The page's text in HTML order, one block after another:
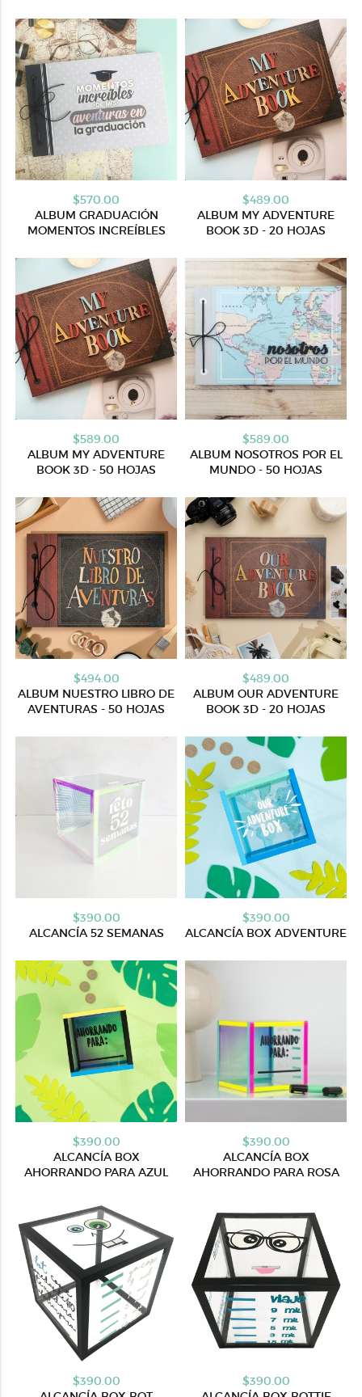
$570.00
ALBUM GRADUACIÓN
MOMENTOS INCREÍBLES
$489.00
ALBUM MY ADVENTURE
BOOK 3D - 20 HOJAS
$589.00
ALBUM MY ADVENTURE
BOOK 3D - 50 HOJAS
$589.00
ALBUM NOSOTROS POR EL
MUNDO - 50 HOJAS
$494.00
ALBUM NUESTRO LIBRO DE
AVENTURAS - 50 HOJAS
$489.00
ALBUM OUR ADVENTURE
BOOK 3D - 20 HOJAS
$390.00
ALCANCÍA 52 SEMANAS
$390.00
ALCANCÍA BOX ADVENTURE
$390.00
ALCANCÍA BOX
AHORRANDO PARA AZUL
$390.00
ALCANCÍA BOX
AHORRANDO PARA ROSA
$390.00
$390.00